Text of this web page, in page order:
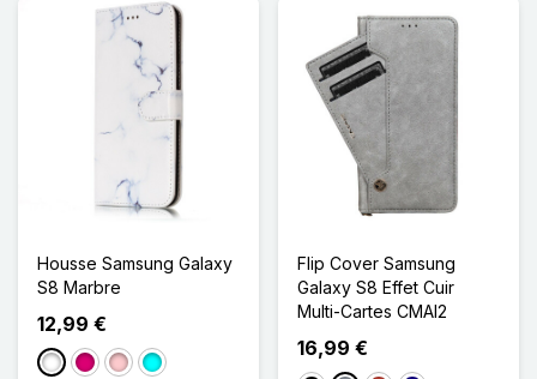
Housse Samsung Galaxy
S8 Marbre
12,99 €
BlancMagenta
RoseCyan
Flip Cover Samsung
Galaxy S8 Effet Cuir
Multi-Cartes CMAI2
16,99 €